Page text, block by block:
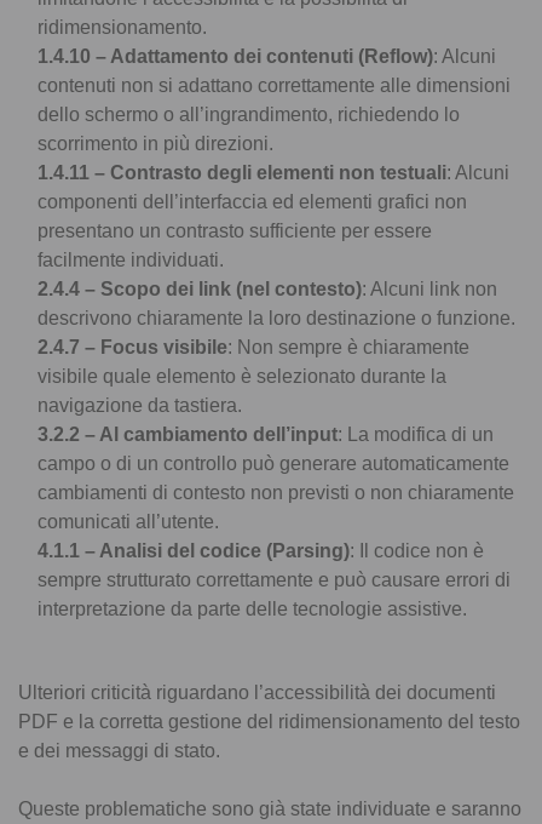
ridimensionamento.
1.4.10 – Adattamento dei contenuti (Reflow): Alcuni
contenuti non si adattano correttamente alle dimensioni
dello schermo o all’ingrandimento, richiedendo lo
scorrimento in più direzioni.
1.4.11 – Contrasto degli elementi non testuali: Alcuni
componenti dell’interfaccia ed elementi grafici non
presentano un contrasto sufficiente per essere
facilmente individuati.
2.4.4 – Scopo dei link (nel contesto): Alcuni link non
descrivono chiaramente la loro destinazione o funzione.
2.4.7 – Focus visibile: Non sempre è chiaramente
visibile quale elemento è selezionato durante la
navigazione da tastiera.
3.2.2 – Al cambiamento dell’input: La modifica di un
campo o di un controllo può generare automaticamente
cambiamenti di contesto non previsti o non chiaramente
comunicati all’utente.
4.1.1 – Analisi del codice (Parsing): Il codice non è
sempre strutturato correttamente e può causare errori di
interpretazione da parte delle tecnologie assistive.
Ulteriori criticità riguardano l’accessibilità dei documenti
PDF e la corretta gestione del ridimensionamento del testo
e dei messaggi di stato.
Queste problematiche sono già state individuate e saranno